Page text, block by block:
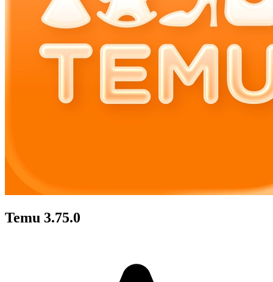
Temu 3.75.0